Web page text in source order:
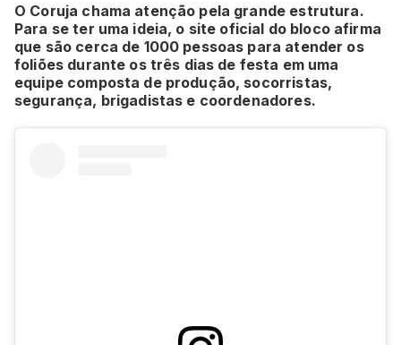
O Coruja chama atenção pela grande estrutura.
Para se ter uma ideia, o site oficial do bloco afirma
que são cerca de 1000 pessoas para atender os
foliões durante os três dias de festa em uma
equipe composta de produção, socorristas,
segurança, brigadistas e coordenadores.